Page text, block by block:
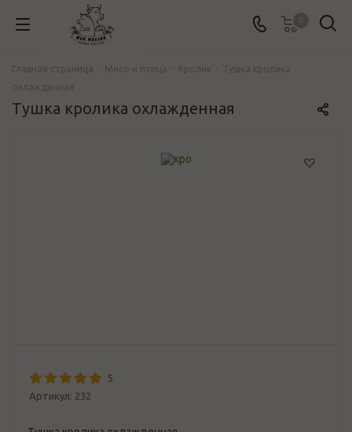
Тушка кролика охлажденная
5
Артикул: 232